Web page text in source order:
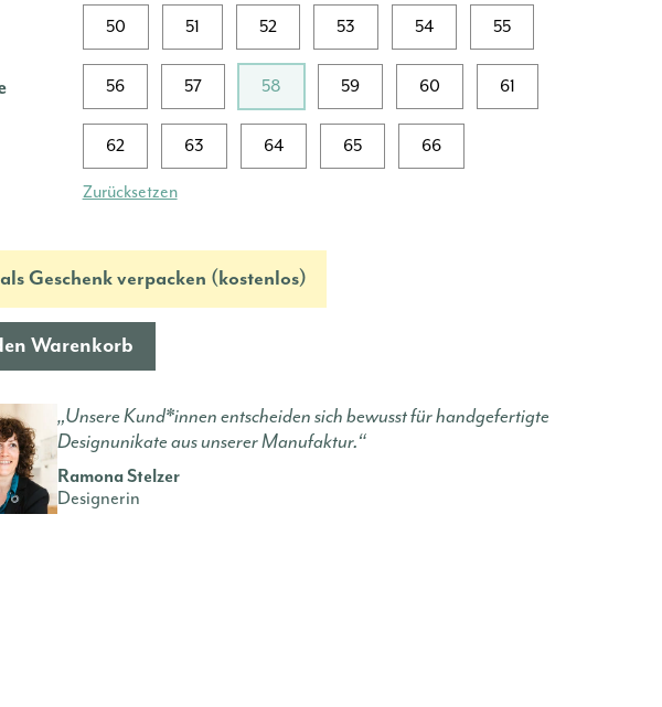
50 51 52 53 54 55
56 57 58 59 60 61
62 63 64 65 66
Zurücksetzen
als Geschenk verpacken (kostenlos)
Warenkorb
„Unsere Kund*innen entscheiden sich bewusst für handgefertigte
Designunikate aus unserer Manufaktur.“
Ramona Stelzer
Designerin